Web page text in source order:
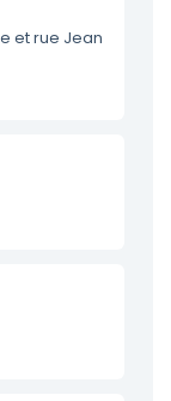
et rue Jean